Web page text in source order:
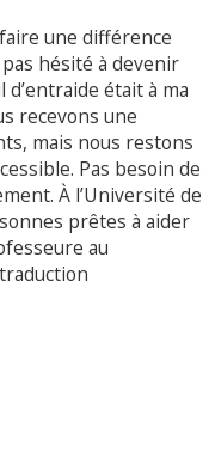
faire une différence
hésité à devenir
était à ma
recevons une
mais nous restons
Pas besoin de
À l’Université de
prêtes à aider
au